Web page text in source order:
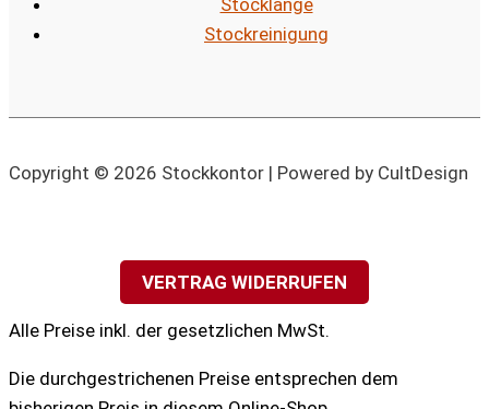
Stocklänge
Stockreinigung
Copyright © 2026 Stockkontor | Powered by CultDesign
VERTRAG WIDERRUFEN
Alle Preise inkl. der gesetzlichen MwSt.
Die durchgestrichenen Preise entsprechen dem